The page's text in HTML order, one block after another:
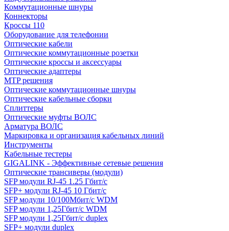
Коммутационные шнуры
Коннекторы
Кроссы 110
Оборудование для телефонии
Оптические кабели
Оптические коммутационные розетки
Оптические кроссы и аксессуары
Оптические адаптеры
MTP решения
Оптические коммутационные шнуры
Оптические кабельные сборки
Сплиттеры
Оптические муфты ВОЛС
Арматура ВОЛС
Маркировка и организация кабельных линий
Инструменты
Кабельные тестеры
GIGALINK - Эффективные сетевые решения
Оптические трансиверы (модули)
SFP модули RJ-45 1.25 Гбит/c
SFP+ модули RJ-45 10 Гбит/c
SFP модули 10/100Мбит/с WDM
SFP модули 1,25Гбит/с WDM
SFP модули 1,25Гбит/с duplex
SFP+ модули duplex